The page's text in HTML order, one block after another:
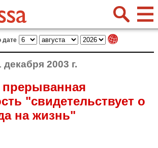
дате
декабря 2003 г.
"свидетельствует о
на жизнь"